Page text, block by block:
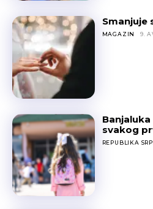
Smanjuje
MAGAZIN 9.
Banjaluka
svakog
REPUBLIKA